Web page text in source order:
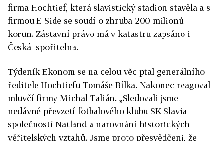
firma Hochtief, která slavistický stadion stavěla a s
firmou E Side se soudí o zhruba 200 milionů
korun. Zástavní právo má v katastru zapsáno i
Česká spořitelna.
Týdeník Ekonom se na celou věc ptal generálního
ředitele Hochtiefu Tomáše Bílka. Nakonec reagoval
mluvčí firmy Michal Talián. „Sledovali jsme
nedávné převzetí fotbalového klubu SK Slavia
společností Natland a narovnání historických
věřitelských vztahů. Jsme proto přesvědčeni, že